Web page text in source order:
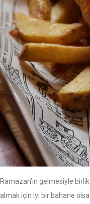
Ramazan’ın gelmesiyle
almak için iyi bir bahane